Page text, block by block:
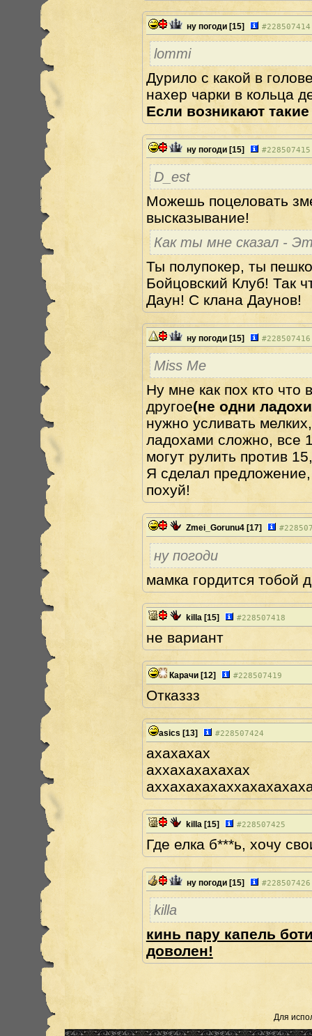
ну погоди [15] #228507414
lommi
Дурило с какой в
нахер чарки в кольца
Если возникают
ну погоди [15] #228507415
D_est
Можешь поцеловать
высказывание!
Как ты мне сказал -
Ты полупокер, ты
Бойцовский Клуб! Так
Даун! С клана Даунов!
ну погоди [15] #228507416
Miss Me
Ну мне как пох кто что
другое(не одни
нужно усливать
ладохами сложно, все
могут рулить против
Я сделал
похуй!
Zmei_Gorunu4 [17] #
ну погоди
мамка гордится тобой
killa [15] #228507418
не вариант
Карачи [12] #228507419
Отказзз
asics [13] #228507424
ахахахах
аххахахахахах
killa [15] #228507425
Где елка б***ь, хочу
ну погоди [15] #228507426
killa
кинь пару капель
доволен!
Для